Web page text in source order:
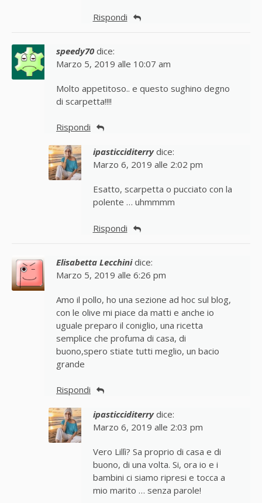
Rispondi
speedy70 dice:
Marzo 5, 2019 alle 10:07 am
Molto appetitoso.. e questo sughino degno
di scarpetta!!!!
Rispondi
ipasticciditerry dice:
Marzo 6, 2019 alle 2:02 pm
Esatto, scarpetta o pucciato con la
polente … uhmmmm
Rispondi
Elisabetta Lecchini dice:
Marzo 5, 2019 alle 6:26 pm
Amo il pollo, ho una sezione ad hoc sul blog,
con le olive mi piace da matti e anche io
uguale preparo il coniglio, una ricetta
semplice che profuma di casa, di
buono,spero stiate tutti meglio, un bacio
grande
Rispondi
ipasticciditerry dice:
Marzo 6, 2019 alle 2:03 pm
Vero Lillì? Sa proprio di casa e di
buono, di una volta. Si, ora io e i
bambini ci siamo ripresi e tocca a
mio marito … senza parole!